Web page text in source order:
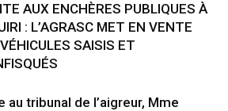
AUX ENCHÈRES PUBLIQUES À
: L’AGRASC MET EN VENTE
SAISIS ET
au tribunal de l’aigreur, Mme